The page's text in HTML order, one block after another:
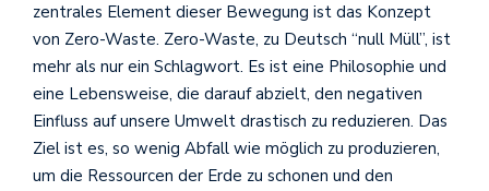
zentrales Element dieser Bewegung ist das Konzept
von Zero-Waste. Zero-Waste, zu Deutsch “null Müll”, ist
mehr als nur ein Schlagwort. Es ist eine Philosophie und
eine Lebensweise, die darauf abzielt, den negativen
Einfluss auf unsere Umwelt drastisch zu reduzieren. Das
Ziel ist es, so wenig Abfall wie möglich zu produzieren,
um die Ressourcen der Erde zu schonen und den